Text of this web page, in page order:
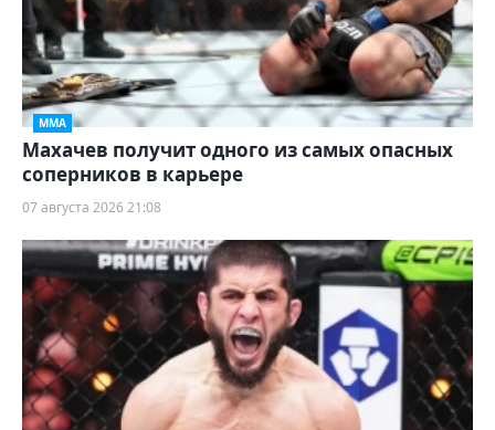
ММА
Махачев получит одного из самых опасных
соперников в карьере
07 августа 2026 21:08